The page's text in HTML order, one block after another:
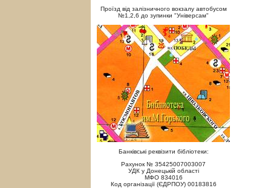
Проїзд від залізничного вокзалу автобусом
№1,2,6 до зупинки "Універсам"
Банківські реквізити бібліотеки:
Рахунок № 35425007003007
УДК у Донецькій області
МФО 834016
Код організації (ЄДРПОУ) 00183816